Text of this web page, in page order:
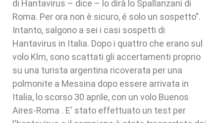
di Hantavirus – dice – lo dirà lo Spallanzani di
Roma. Per ora non è sicuro, é solo un sospetto".
Intanto, salgono a sei i casi sospetti di
Hantavirus in Italia. Dopo i quattro che erano sul
volo Klm, sono scattati gli accertamenti proprio
su una turista argentina ricoverata per una
polmonite a Messina dopo essere arrivata in
Italia, lo scorso 30 aprile, con un volo Buenos
Aires-Roma . E' stato effettuato un test per